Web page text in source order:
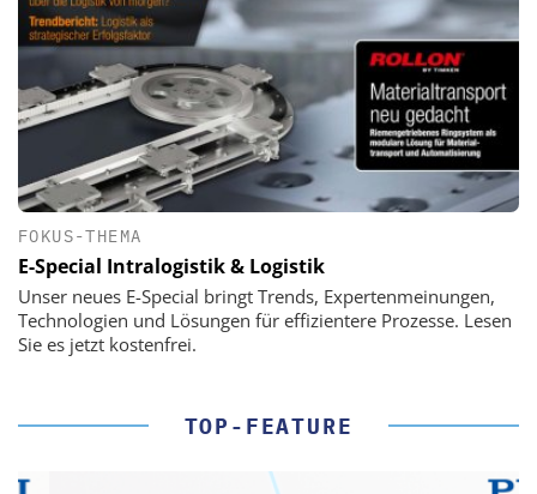
FOKUS-THEMA
E-Special Intralogistik & Logistik
Unser neues E-Special bringt Trends, Expertenmeinungen,
Technologien und Lösungen für effizientere Prozesse. Lesen
Sie es jetzt kostenfrei.
TOP-FEATURE